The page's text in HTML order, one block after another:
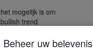
mogelijk is om
trend
#3). Het systeem
Beheer uw belevenis